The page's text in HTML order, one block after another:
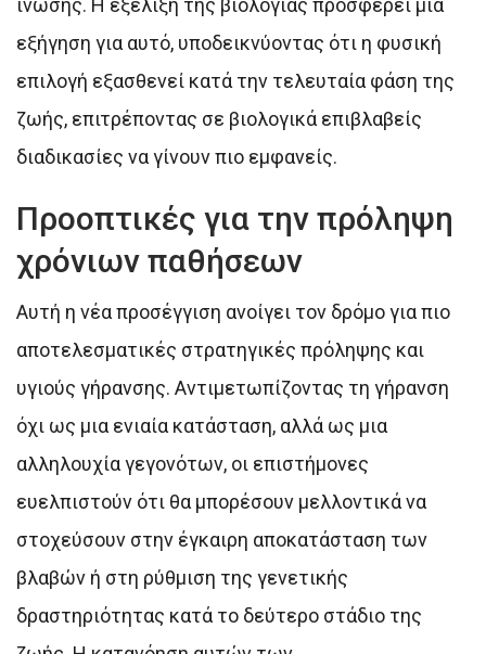
εξήγηση για αυτό, υποδεικνύοντας ότι η φυσική
επιλογή εξασθενεί κατά την τελευταία φάση της
ζωής, επιτρέποντας σε βιολογικά επιβλαβείς
διαδικασίες να γίνουν πιο εμφανείς.
Προοπτικές για την πρόληψη
χρόνιων παθήσεων
Αυτή η νέα προσέγγιση ανοίγει τον δρόμο για πιο
αποτελεσματικές στρατηγικές πρόληψης και
υγιούς γήρανσης. Αντιμετωπίζοντας τη γήρανση
όχι ως μια ενιαία κατάσταση, αλλά ως μια
αλληλουχία γεγονότων, οι επιστήμονες
ευελπιστούν ότι θα μπορέσουν μελλοντικά να
στοχεύσουν στην έγκαιρη αποκατάσταση των
βλαβών ή στη ρύθμιση της γενετικής
δραστηριότητας κατά το δεύτερο στάδιο της